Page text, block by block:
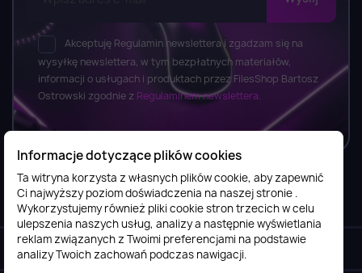
Akceptuję Regulamin newslettera i zgadzam się na
wysyłkę newslettera, w tym bezpłatnych materiałów,
informacji o usługach i produktach przez FilesShop Bartosz
Ostrowski zgodnie z Regulaminem newslettera.
Informacje
Obsługa klienta
Informacje dotyczące plików cookies
Ta witryna korzysta z własnych plików cookie, aby zapewnić
Ci najwyższy poziom doświadczenia na naszej stronie .
Wykorzystujemy również pliki cookie stron trzecich w celu
ulepszenia naszych usług, analizy a następnie wyświetlania
reklam związanych z Twoimi preferencjami na podstawie
analizy Twoich zachowań podczas nawigacji.